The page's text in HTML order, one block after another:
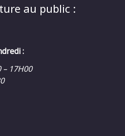
au public :
:
– 17H00